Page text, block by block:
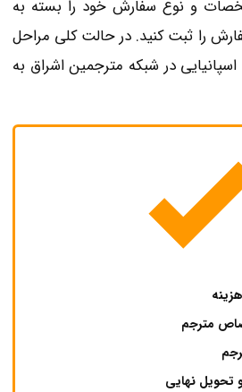
و نوع سفارش خود را بسته به
را ثبت کنید. در حالت کلی مراحل
در شبکه مترجمین اشراق به
مترجم
تحویل نهایی